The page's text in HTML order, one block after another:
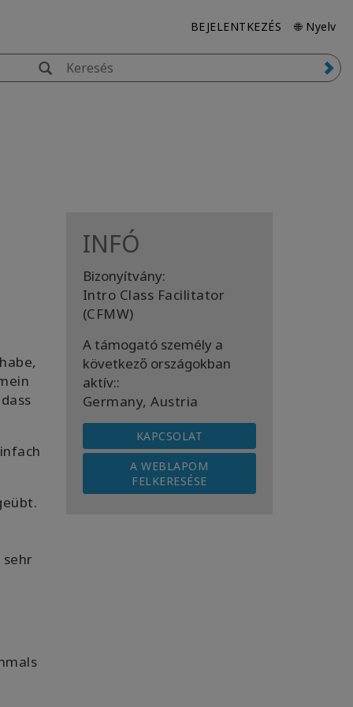
BEJELENTKEZÉS 🌐 Nyelv
sehr
INFÓ
Bizonyítvány:
Intro Class Facilitator
(CFMW)
A támogató személy a
következő országokban
aktív::
Germany, Austria
KAPCSOLAT
A WEBLAPOM
FELKERESÉSE